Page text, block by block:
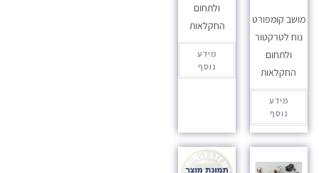
מושב קומפורט
נוח לטרקטור
ולתחום
החקלאות
מידע
נוסף
ולתחום
החקלאות
מידע
נוסף